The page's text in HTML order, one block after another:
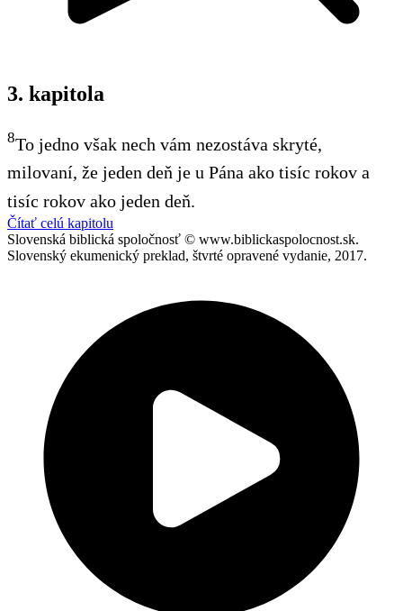
3. kapitola
8To jedno však nech vám nezostáva skryté,
milovaní, že jeden deň je u Pána ako tisíc rokov a
tisíc rokov ako jeden deň.
Čítať celú kapitolu
Slovenská biblická spoločnosť © www.biblickaspolocnost.sk.
Slovenský ekumenický preklad, štvrté opravené vydanie, 2017.